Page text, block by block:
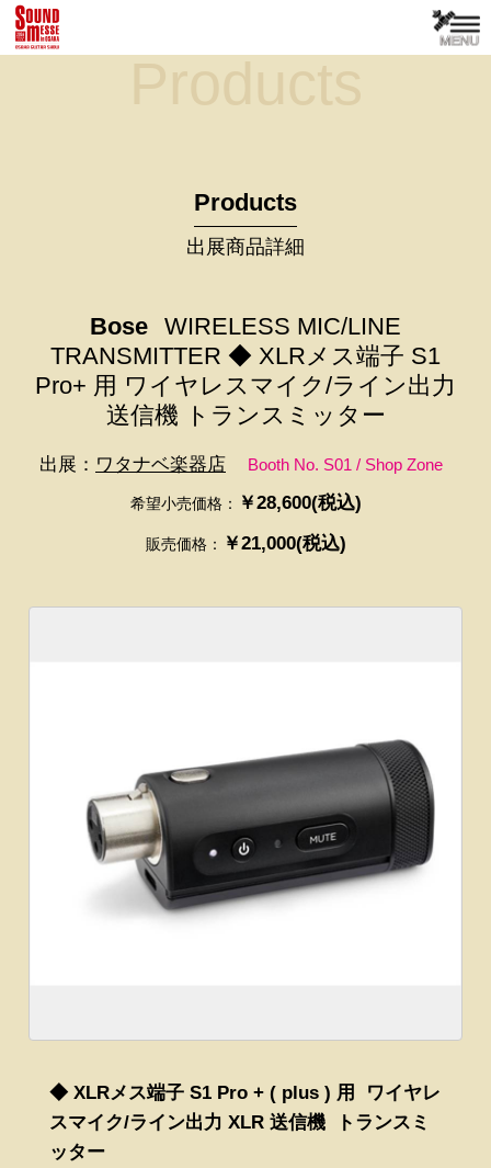
Products
Products
出展商品詳細
Bose WIRELESS MIC/LINE
TRANSMITTER ◆ XLRメス端子 S1
Pro+ 用 ワイヤレスマイク/ライン出力
送信機 トランスミッター
出展： ワタナベ楽器店 Booth No. S01 / Shop Zone
希望小売価格： ￥28,600(税込)
販売価格： ￥21,000(税込)
◆ XLRメス端子 S1 Pro + ( plus ) 用 ワイヤレ
スマイク/ライン出力 XLR 送信機 トランスミ
ッター